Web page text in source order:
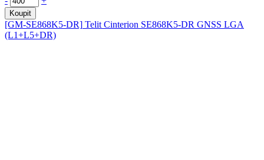
Koupit
[GM-SE868K5-DR] Telit Cinterion SE868K5-DR GNSS LGA
(L1+L5+DR)